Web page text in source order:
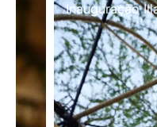
Inauguração Illa Café